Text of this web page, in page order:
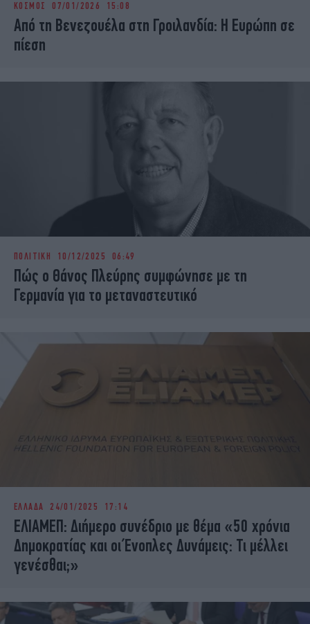
iBOOKS
OSCARS
THE OCEAN
MEDIA
NEWSLETTER
ΚΟΣΜΟΣ 07/01/2026 15:08
Από τη Βενεζουέλα στη Γροιλανδία: Η Ευρώπη σε
πίεση
ΠΟΛΙΤΙΚΗ 10/12/2025 06:49
Πώς ο Θάνος Πλεύρης συμφώνησε με τη
Γερμανία για το μεταναστευτικό
ΕΛΛΑΔΑ 24/01/2025 17:14
ΕΛΙΑΜΕΠ: Διήμερο συνέδριο με θέμα «50 χρόνια
Δημοκρατίας και οι Ένοπλες Δυνάμεις: Τι μέλλει
γενέσθαι;»